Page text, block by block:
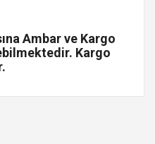
Ambar ve Kargo
Kargo